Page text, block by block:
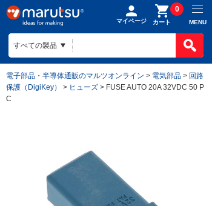
マイページ カート
0
MENU
電子部品・半導体通販のマルツオンライン > 電気部品 > 回路
保護（DigiKey）
> ヒューズ > FUSE AUTO 20A 32VDC 50 P
C